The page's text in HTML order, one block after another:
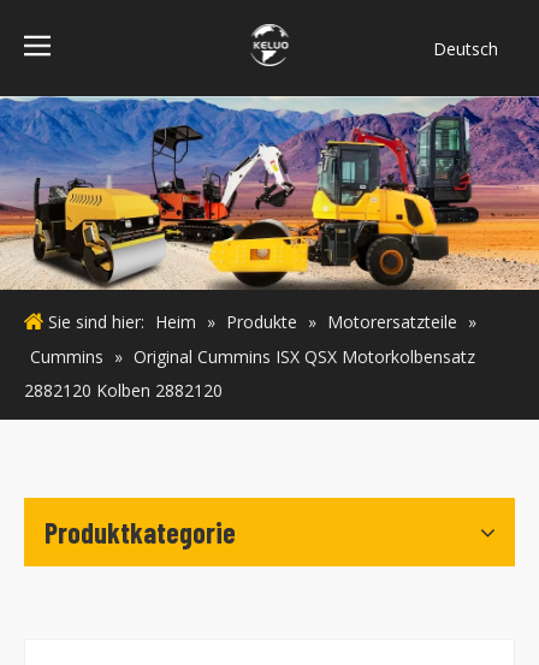
Deutsch
Bahasa
indonesia
Türk dili
ไทย
Italiano
Português
Español
Pусский
Sie sind hier: Heim » Produkte » Motorersatzteile »
Cummins » Original Cummins ISX QSX Motorkolbensatz
2882120 Kolben 2882120
Produktkategorie